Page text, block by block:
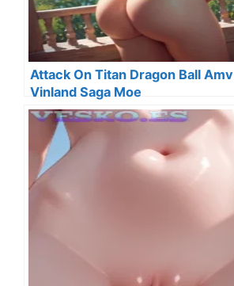
Attack On Titan Dragon Ball Amv
Vinland Saga Moe